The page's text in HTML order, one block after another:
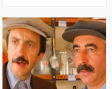
restoran, kafe, geyim, gözəllik və
qida sektorunda fəaliyyət
göstərən, öz adları il